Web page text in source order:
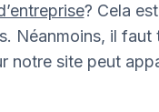
? Cela
Néanmoins, il
notre site peut